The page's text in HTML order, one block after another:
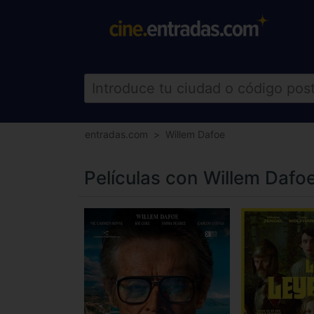
entradas.com Willem Dafoe
Películas con Willem